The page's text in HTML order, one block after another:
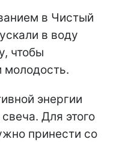
в Чистый
в воду
чтобы
молодость.
энергии
Для этого
принести со